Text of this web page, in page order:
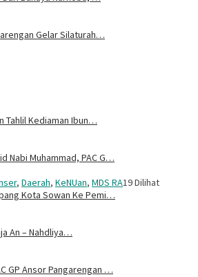
Gelar Silaturah…
Tahlil Kediaman Ibun…
Nabi Muhammad, PAC G…
, Daerah, KeNUan, MDS RA19 Dilihat
Kota Sowan Ke Pemi…
An – Nahdliya…
GP Ansor Pangarengan …